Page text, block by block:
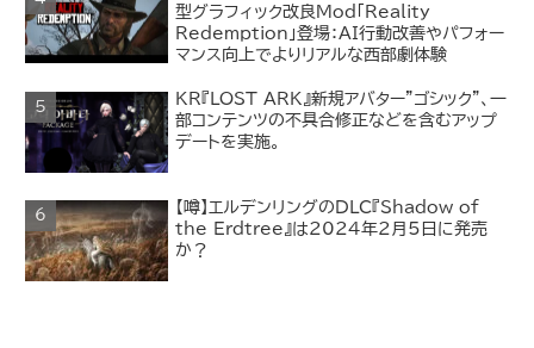
型グラフィック改良Mod「Reality
Redemption」登場：AI行動改善やパフォー
マンス向上でよりリアルな西部劇体験
KR『LOST ARK』新規アバター"ゴシック"、一
部コンテンツの不具合修正などを含むアップ
デートを実施。
【噂】エルデンリングのDLC『Shadow of
the Erdtree』は2024年2月5日に発売
か？